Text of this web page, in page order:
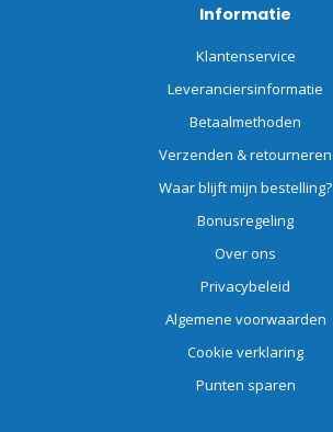
Informatie
Klantenservice
Leveranciersinformatie
Betaalmethoden
Verzenden & retourneren
Waar blijft mijn bestelling?
Bonusregeling
Over ons
Privacybeleid
Algemene voorwaarden
Cookie verklaring
Punten sparen